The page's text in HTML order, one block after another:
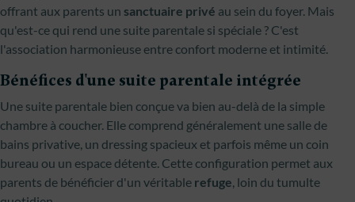
offrant aux parents un sanctuaire privé au sein du foyer. Mais
qu'est-ce qui rend une suite parentale si spéciale ? C'est
l'association harmonieuse entre confort moderne et intimité.
Bénéfices d'une suite parentale intégrée
Une suite parentale bien conçue va bien au-delà de la simple
chambre à coucher. Elle comprend généralement une salle de
bains privative, un dressing spacieux et parfois même un coin
bureau ou un espace détente. Cette configuration permet aux
parents de bénéficier d'un véritable refuge , loin du tumulte